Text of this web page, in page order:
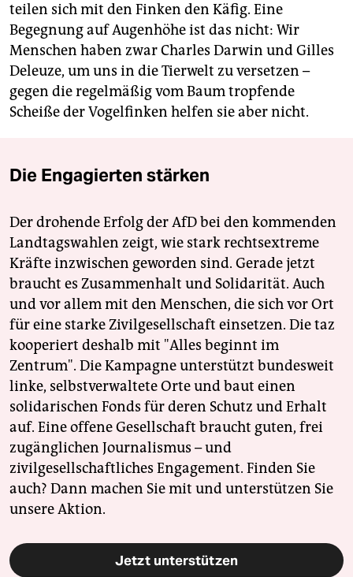
teilen sich mit den Finken den Käfig. Eine
Begegnung auf Augenhöhe ist das nicht: Wir
Menschen haben zwar Charles Darwin und Gilles
Deleuze, um uns in die Tierwelt zu versetzen –
gegen die regelmäßig vom Baum tropfende
Scheiße der Vogelfinken helfen sie aber nicht.
Die Engagierten stärken
Der drohende Erfolg der AfD bei den kommenden
Landtagswahlen zeigt, wie stark rechtsextreme
Kräfte inzwischen geworden sind. Gerade jetzt
braucht es Zusammenhalt und Solidarität. Auch
und vor allem mit den Menschen, die sich vor Ort
für eine starke Zivilgesellschaft einsetzen. Die taz
kooperiert deshalb mit "Alles beginnt im
Zentrum". Die Kampagne unterstützt bundesweit
linke, selbstverwaltete Orte und baut einen
solidarischen Fonds für deren Schutz und Erhalt
auf. Eine offene Gesellschaft braucht guten, frei
zugänglichen Journalismus – und
zivilgesellschaftliches Engagement. Finden Sie
auch? Dann machen Sie mit und unterstützen Sie
unsere Aktion.
Jetzt unterstützen